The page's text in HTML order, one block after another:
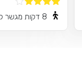
8 דקות מגשר לונדון